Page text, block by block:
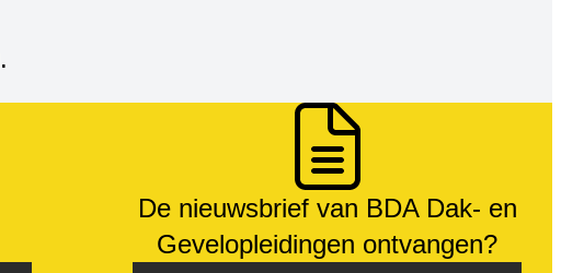
.
De nieuwsbrief van BDA Dak- en
Gevelopleidingen ontvangen?